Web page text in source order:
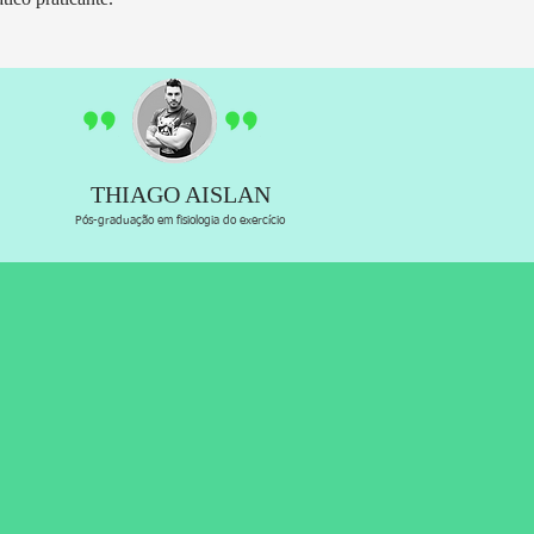
THIAGO AISLAN
Pós-graduação em fisiologia do exercício